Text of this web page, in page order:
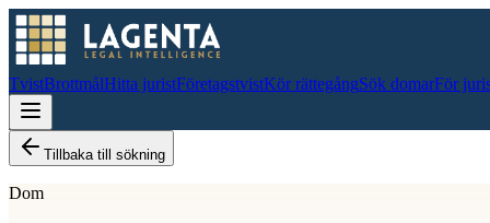
TvistBrottmålHitta juristFöretagstvistKör rättegångSök domarFör
Tillbaka till sökning
Dom